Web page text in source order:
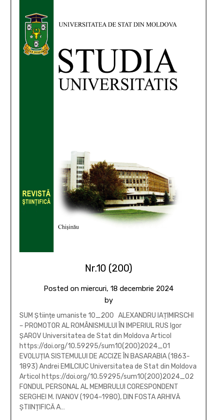
Nr.10 (200)
Posted on miercuri, 18 decembrie 2024
by
SUM Științe umaniste 10_200 ALEXANDRU IAȚIMIRSCHI
– PROMOTOR AL ROMÂNISMULUI ÎN IMPERIUL RUS Igor
ȘAROV Universitatea de Stat din Moldova Articol
https://doi.org/10.59295/sum10(200)2024_01
EVOLUȚIA SISTEMULUI DE ACCIZE ÎN BASARABIA (1863-
1893) Andrei EMILCIUC Universitatea de Stat din Moldova
Articol https://doi.org/10.59295/sum10(200)2024_02
FONDUL PERSONAL AL MEMBRULUI CORESPONDENT
SERGHEI M. IVANOV (1904–1980), DIN FOSTA ARHIVĂ
ȘTIINȚIFICĂ A…